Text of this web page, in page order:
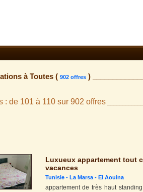
à Toutes ( 902 offres)
: de 101 à 110 sur 902 offres
Luxueux appartement tout
vacances
Tunisie - La Marsa- El Aouina
appartement de très haut